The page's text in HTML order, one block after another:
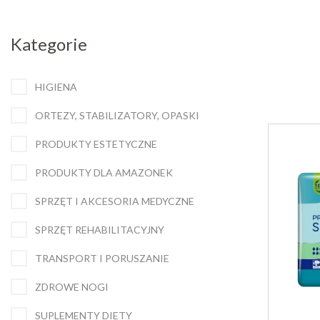
Kategorie
HIGIENA
ORTEZY, STABILIZATORY, OPASKI
PRODUKTY ESTETYCZNE
PRODUKTY DLA AMAZONEK
SPRZĘT I AKCESORIA MEDYCZNE
SPRZĘT REHABILITACYJNY
TRANSPORT I PORUSZANIE
ZDROWE NOGI
SUPLEMENTY DIETY